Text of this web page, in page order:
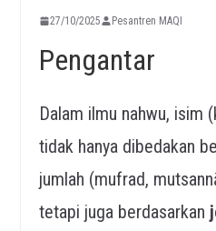
27/10/2025 Pesantren MAQI
Pengantar
Dalam ilmu nahwu, isim
tidak hanya dibedakan
jumlah (mufrad,
tetapi juga berdasarkan